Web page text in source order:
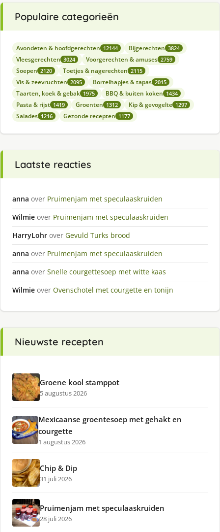
Populaire categorieën
Avondeten & hoofdgerechten 12144 Bijgerechten 3824
Vleesgerechten 3024 Voorgerechten & amuses 2759
Soepen 2120 Toetjes & nagerechten 2115
Vis & zeevruchten 2095 Borrelhapjes & tapas 2015
Taarten, koek & gebak 1975 BBQ & buiten koken 1434
Pasta & rijst 1419 Groenten 1312 Kip & gevogelte 1297
Salades 1216 Gezonde recepten 1177
Laatste reacties
anna over Pruimenjam met speculaaskruiden
Wilmie over Pruimenjam met speculaaskruiden
HarryLohr over Gevuld Turks brood
anna over Pruimenjam met speculaaskruiden
anna over Snelle courgettesoep met witte kaas
Wilmie over Ovenschotel met courgette en tonijn
Nieuwste recepten
Groene kool stamppot
5 augustus 2026
Mexicaanse groentesoep met gehakt en
courgette
1 augustus 2026
Chip & Dip
31 juli 2026
Pruimenjam met speculaaskruiden
28 juli 2026